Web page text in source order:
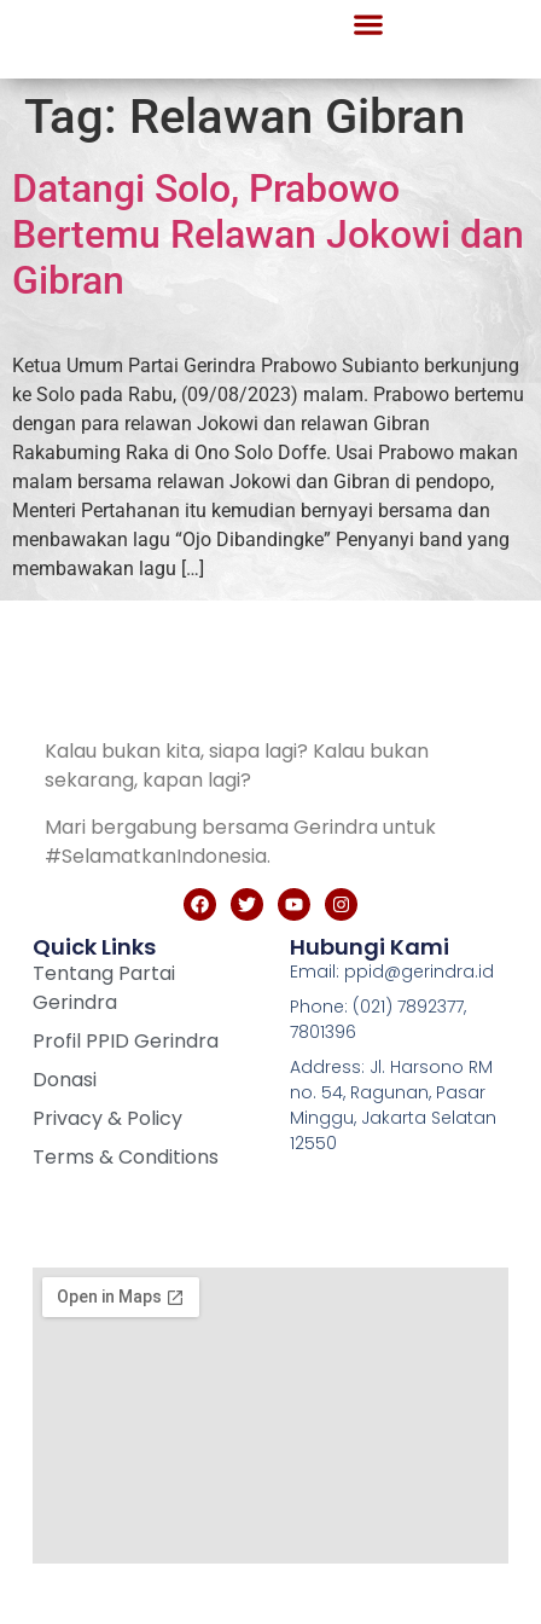
Tag: Relawan Gibran
Datangi Solo, Prabowo
Bertemu Relawan Jokowi dan
Gibran
Ketua Umum Partai Gerindra Prabowo Subianto berkunjung
ke Solo pada Rabu, (09/08/2023) malam. Prabowo bertemu
dengan para relawan Jokowi dan relawan Gibran
Rakabuming Raka di Ono Solo Doffe. Usai Prabowo makan
malam bersama relawan Jokowi dan Gibran di pendopo,
Menteri Pertahanan itu kemudian bernyayi bersama dan
menbawakan lagu “Ojo Dibandingke” Penyanyi band yang
membawakan lagu […]
Kalau bukan kita, siapa lagi? Kalau bukan
sekarang, kapan lagi?
Mari bergabung bersama Gerindra untuk
#SelamatkanIndonesia.
Quick Links
Tentang Partai
Gerindra
Profil PPID Gerindra
Donasi
Privacy & Policy
Terms & Conditions
Hubungi Kami
Email: ppid@gerindra.id
Phone: (021) 7892377,
7801396
Address: Jl. Harsono RM
no. 54, Ragunan, Pasar
Minggu, Jakarta Selatan
12550